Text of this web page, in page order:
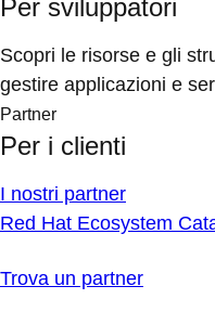
Per sviluppatori
Scopri le risorse e gli
gestire applicazioni e
Partner
Per i clienti
I nostri partner
Red Hat Ecosystem
Trova un partner